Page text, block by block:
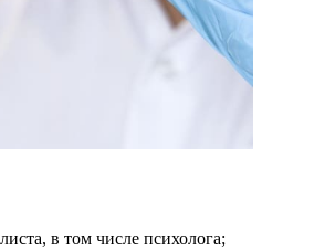
в том числе психолога;